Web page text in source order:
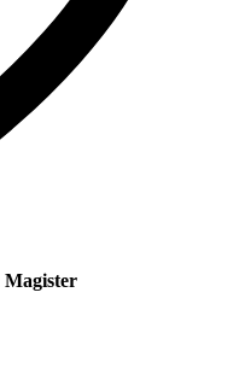
Magister